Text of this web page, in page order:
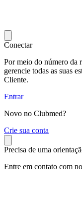
Conectar
Por meio do número da
gerencie todas as suas
Cliente.
Entrar
Novo no Clubmed?
Crie sua conta
Precisa de uma
Entre em contato com